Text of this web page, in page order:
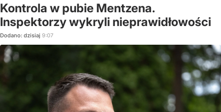
Kontrola w pubie Mentzena.
Inspektorzy wykryli nieprawidłowości
Dodano: dzisiaj 9:07